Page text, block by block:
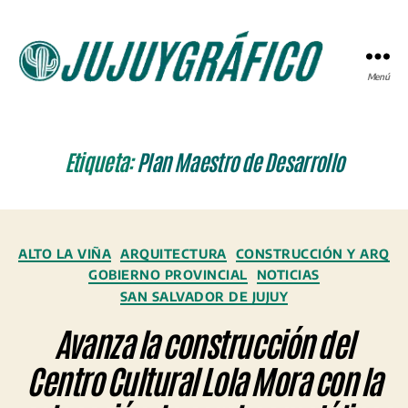
Menú
Etiqueta:Plan Maestro de Desarrollo
Categorías
ALTO LA VIÑA ARQUITECTURA
CONSTRUCCIÓN Y ARQ
GOBIERNO PROVINCIAL
NOTICIAS
SAN SALVADOR DE JUJUY
Avanza la construcción del
Centro Cultural Lola Mora con la